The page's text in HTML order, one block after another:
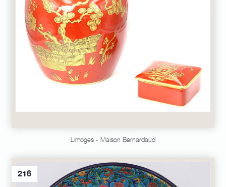
Limoges - Maison Bernardaud
216